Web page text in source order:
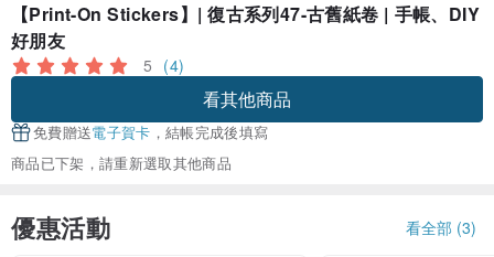
【Print-On Stickers】| 復古系列47-古舊紙卷 | 手帳、DIY
好朋友
5 (4)
看其他商品
免費贈送電子賀卡 ，結帳完成後填寫
商品已下架，請重新選取其他商品
優惠活動 看全部 (3)